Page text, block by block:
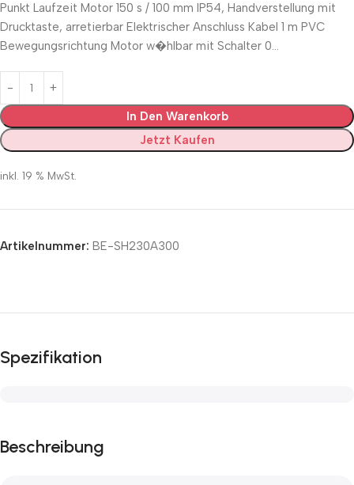
Punkt Laufzeit Motor 150 s / 100 mm IP54, Handverstellung mit
Drucktaste, arretierbar Elektrischer Anschluss Kabel 1 m PVC
Bewegungsrichtung Motor w�hlbar mit Schalter 0…
In Den Warenkorb
Jetzt Kaufen
inkl. 19 % MwSt.
Artikelnummer: BE-SH230A300
Spezifikation
Beschreibung